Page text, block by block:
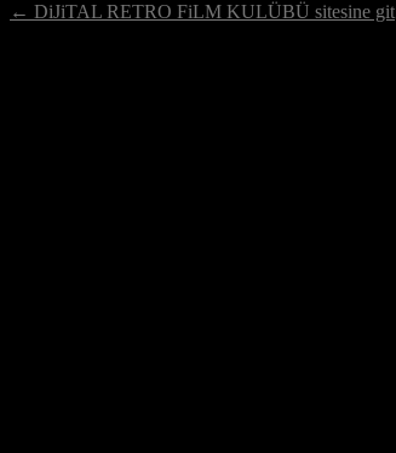
← DiJiTAL RETRO FiLM KULÜBÜ sitesine git